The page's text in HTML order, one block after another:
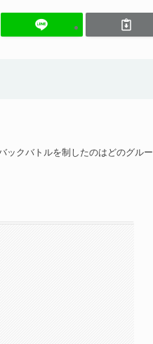
ックバトルを制したのはどのグルー